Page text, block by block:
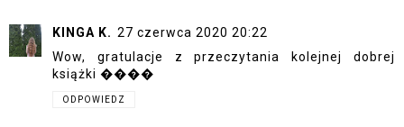
KINGA K. 27 czerwca 2020 20:22
Wow, gratulacje z przeczytania kolejnej dobrej
książki ����
ODPOWIEDZ